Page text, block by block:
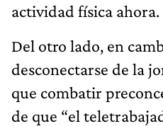
actividad física ahora.
Del otro lado, en
desconectarse de la
que combatir
de que “el